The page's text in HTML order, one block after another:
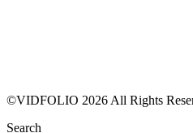
©VIDFOLIO 2026 All Rights
Search